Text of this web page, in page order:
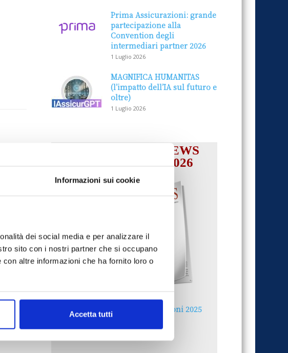
Informazioni sui cookie
dei social media e per analizzare il
sito con i nostri partner che si occupano
altre informazioni che ha fornito loro o
Accetta tutti
Prima Assicurazioni: grande
partecipazione alla
Convention degli
intermediari partner 2026
1 Luglio 2026
MAGNIFICA HUMANITAS
(l’impatto dell’IA sul futuro e
oltre)
1 Luglio 2026
IL MENSILE ASSINEWS
LUGLIO-AGOSTO 2026
Reclami e sanzioni 2025